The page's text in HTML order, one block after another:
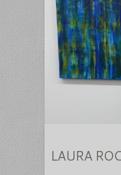
LAURA